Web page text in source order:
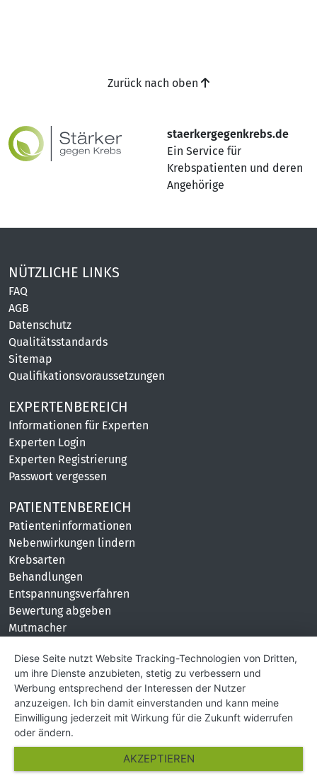
staerkergegenkrebs.de
Ein Service für
Krebspatienten und deren
Angehörige
Zurück nach oben
NÜTZLICHE LINKS
FAQ
AGB
Datenschutz
Qualitätsstandards
Sitemap
Qualifikationsvoraussetzungen
EXPERTENBEREICH
Informationen für Experten
Experten Login
Experten Registrierung
Passwort vergessen
PATIENTENBEREICH
Patienteninformationen
Nebenwirkungen lindern
Krebsarten
Behandlungen
Entspannungsverfahren
Bewertung abgeben
Mutmacher
KONTAKT
Impressum
Hilfe und Kontakt
Partner
Presse
Über Uns
Diese Seite nutzt Website Tracking-Technologien von Dritten,
um ihre Dienste anzubieten, stetig zu verbessern und
Werbung entsprechend der Interessen der Nutzer
anzuzeigen. Ich bin damit einverstanden und kann meine
Einwilligung jederzeit mit Wirkung für die Zukunft widerrufen
oder ändern.
AKZEPTIEREN